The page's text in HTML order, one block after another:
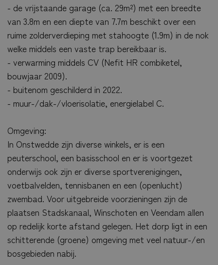
- de vrijstaande garage (ca. 29m²) met een breedte
van 3.8m en een diepte van 7.7m beschikt over een
ruime zolderverdieping met stahoogte (1.9m) in de nok
welke middels een vaste trap bereikbaar is.
- verwarming middels CV (Nefit HR combiketel,
bouwjaar 2009).
- buitenom geschilderd in 2022.
- muur-/dak-/vloerisolatie, energielabel C.
Omgeving:
In Onstwedde zijn diverse winkels, er is een
peuterschool, een basisschool en er is voortgezet
onderwijs ook zijn er diverse sportverenigingen,
voetbalvelden, tennisbanen en een (openlucht)
zwembad. Voor uitgebreide voorzieningen zijn de
plaatsen Stadskanaal, Winschoten en Veendam allen
op redelijk korte afstand gelegen. Het dorp ligt in een
schitterende (groene) omgeving met veel natuur-/en
bosgebieden nabij.